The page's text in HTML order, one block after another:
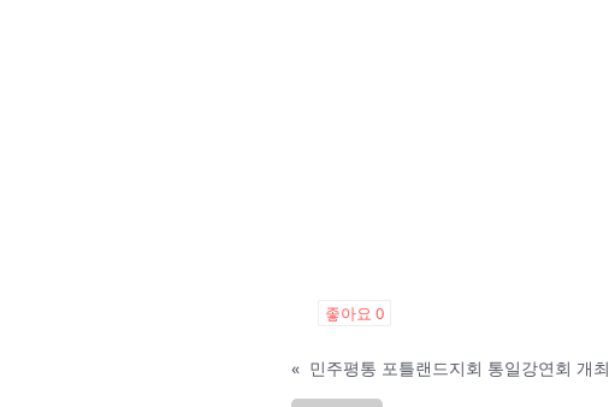
좋아요 0
« 민주평통 포틀랜드지회 통일강연회 개최